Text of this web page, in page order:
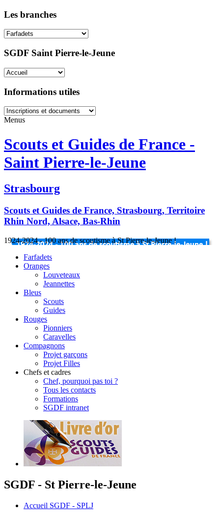
Les branches
SGDF Saint Pierre-le-Jeune
Informations utiles
Menus
Scouts et Guides de France -
Saint Pierre-le-Jeune
Strasbourg
Scouts et Guides de France, Strasbourg, Territoire
Rhin Nord, Alsace, Bas-Rhin
1924-2024 - 100 ans de scoutisme à St Pierre-le-Jeune !
Farfadets
Oranges
Louveteaux
Jeannettes
Bleus
Scouts
Guides
Rouges
Pionniers
Caravelles
Compagnons
Projet garçons
Projet Filles
Chefs et cadres
Chef, pourquoi pas toi ?
Tous les contacts
Formations
SGDF intranet
SGDF - St Pierre-le-Jeune
Accueil SGDF - SPLJ